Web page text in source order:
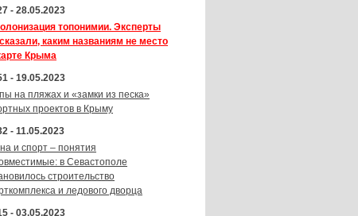
- 28.05.2023
топонимии. Эксперты
каким названиям не место
Крыма
- 19.05.2023
на пляжах и «замки из песка»
проектов в Крыму
- 11.05.2023
и спорт – понятия
в Севастополе
строительство
и ледового дворца
- 03.05.2023